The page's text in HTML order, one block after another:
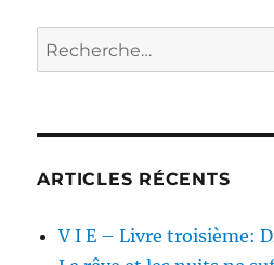
Recherche
pour :
ARTICLES RÉCENTS
V I E – Livre troisième: